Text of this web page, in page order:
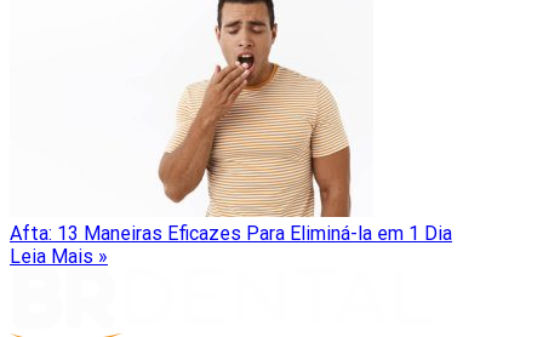
Afta: 13 Maneiras Eficazes Para Eliminá-la em 1 Dia
Leia Mais »